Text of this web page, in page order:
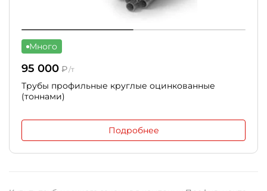
Много
95 000 ₽/т
Трубы профильные круглые оцинкованные
(тоннами)
Подробнее